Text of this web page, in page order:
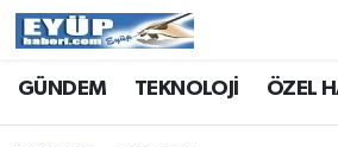
GÜNDEM TEKNOLOJİ ÖZEL